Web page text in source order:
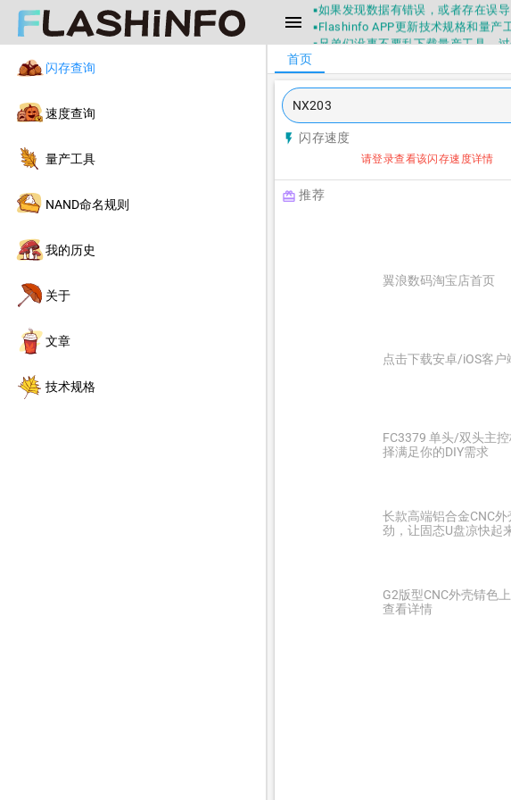
menu
▪如果发现数据有错误，或者存在误
▪Flashinfo APP更新技术规格和量产
▪兄弟们没事不要乱下载量产工具，
不一定可信的，因为数据都可以改，
▪如果发现数据有错误，或者存在误
▪Flashinfo APP更新技术规格和量产
闪存查询
速度查询
量产工具
NAND命名规则
我的历史
关于
文章
技术规格
flash_on 闪存速度
请登录查看该闪存速度详情
redeem 推荐
翼浪数码淘宝店首页
点击下载安卓/iOS客户
FC3379 单头/双头主
择满足你的DIY需求
长款高端铝合金CNC
劲，让固态U盘凉快起
G2版型CNC外壳锖色
查看详情
首页